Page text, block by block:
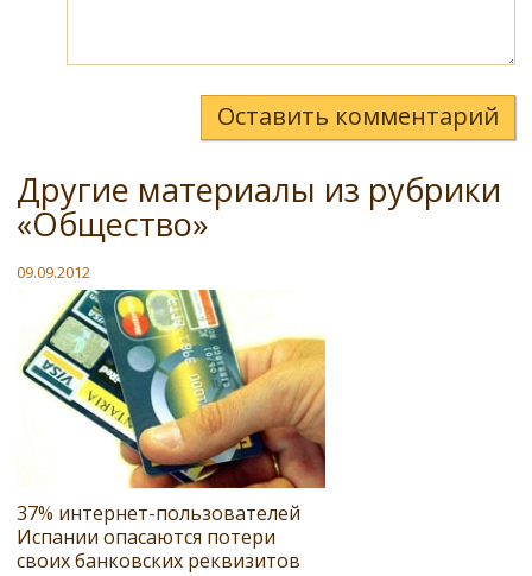
Оставить комментарий
Другие материалы из рубрики
«Общество»
09.09.2012
37% интернет-пользователей
Испании опасаются потери
своих банковских реквизитов